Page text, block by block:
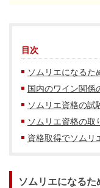
目次
ソムリエになるた
国内のワイン関係
ソムリエ資格の試
ソムリエ資格の取
資格取得でソムリ
ソムリエになるた